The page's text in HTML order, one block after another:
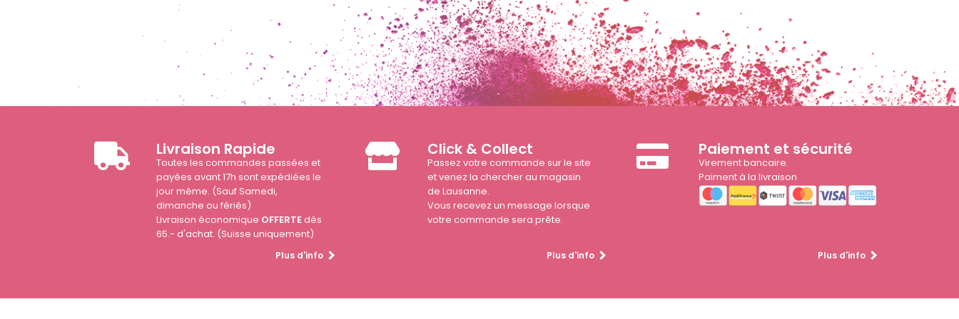
Livraison Rapide
Toutes les commandes passées et
payées avant 17h sont expédiées le
jour même. (Sauf Samedi,
dimanche ou fériés)
Livraison économique OFFERTEdès
65.- d'achat. (Suisse uniquement)
Plus d'info
Click & Collect
Passez votre commande sur le site
et venez la chercher au magasin
de Lausanne.
Vous recevez un message lorsque
votre commande sera prête.
Plus d'info
Paiement et sécurité
Virement bancaire.
Paiment à la livraison
Plus d'info